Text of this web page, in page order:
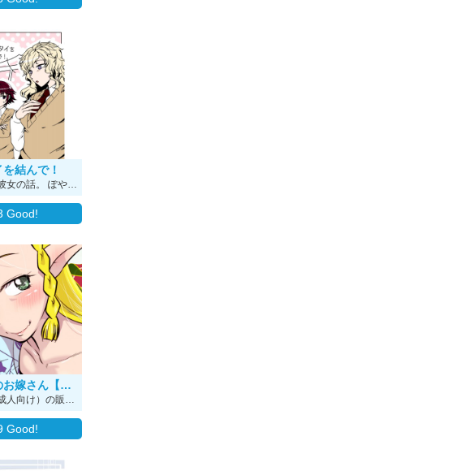
結んで！
無自覚な彼女の話。 ぽやっとした百合漫画です。 制服がリボンタイだと、ネクタイの結び方を覚える機会ってなかなかないよね、というだけのお話。 2017年の読み切り、百合漫画です。
Good!
エルフのお嫁さん【健全版】
同人誌（成人向け）の販促のために描いた漫画です 良ければ「エルフのお嫁さん 尾野けぬじ」で検索してみて下さい
Good!